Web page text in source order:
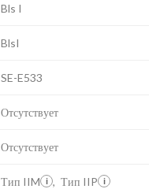
Bls I
BlsI
SE-E533
Отсутствует
Отсутствует
Тип IIM i , Тип IIP i